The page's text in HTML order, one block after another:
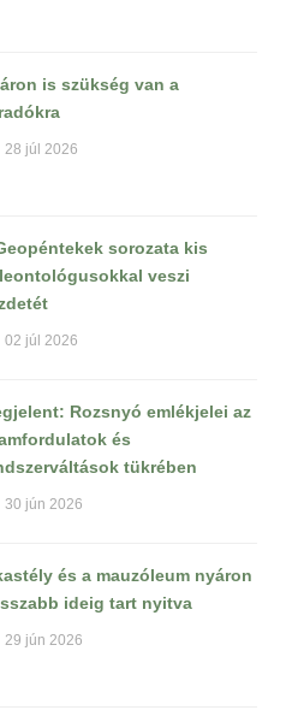
is szükség van a
28 júl 2026
sorozata kis
veszi
02 júl 2026
Rozsnyó emlékjelei az
és
tükrében
30 jún 2026
és a mauzóleum nyáron
ideig tart nyitva
29 jún 2026